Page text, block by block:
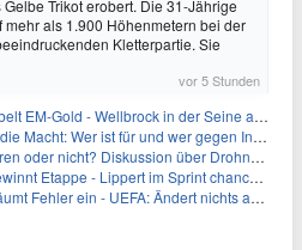
Gelbe Trikot erobert. Die 31-Jährige
als 1.900 Höhenmetern bei der
Kletterpartie. Sie
vor 5 Stunden
EM-Gold - Wellbrock in der Seine ausgebremst
Macht: Wer ist für und wer gegen Infantino?
oder nicht? Diskussion über Drohnenabwehr
Etappe - Lippert im Sprint chancenlos
Fehler ein - UEFA: Ändert nichts an Boykott